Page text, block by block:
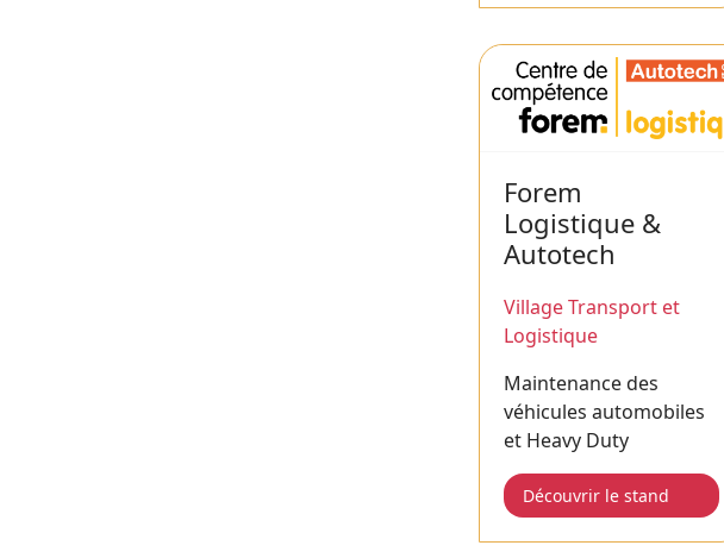
Forem
Logistique &
Autotech
Village Transport et
Logistique
Maintenance des
véhicules automobiles
et Heavy Duty
Découvrir le stand